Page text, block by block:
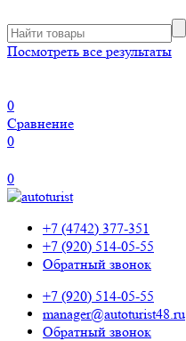
Посмотреть все результаты
0
Сравнение
0
0
+7 (4742) 377-351
+7 (920) 514-05-55
Обратный звонок
+7 (920) 514-05-55
manager@autoturist48.ru
Обратный звонок